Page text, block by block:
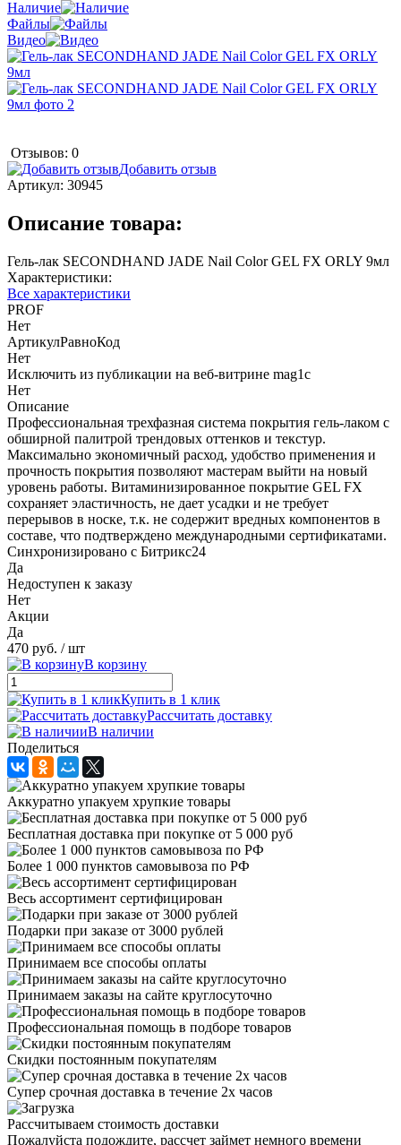
Наличие
Файлы
Видео
Отзывов: 0
Добавить отзыв
Артикул: 30945
Описание товара:
Гель-лак SECONDHAND JADE Nail Color GEL FX ORLY 9мл
Характеристики:
Все характеристики
PROF
Нет
АртикулРавноКод
Нет
Исключить из публикации на веб-витрине mag1c
Нет
Описание
Профессиональная трехфазная система покрытия гель-лаком с
обширной палитрой трендовых оттенков и текстур.
Максимально экономичный расход, удобство применения и
прочность покрытия позволяют мастерам выйти на новый
уровень работы. Витаминизированное покрытие GEL FX
сохраняет эластичность, не дает усадки и не требует
перерывов в носке, т.к. не содержит вредных компонентов в
составе, что подтверждено международными сертификатами.
Синхронизировано с Битрикс24
Да
Недоступен к заказу
Нет
Акции
Да
470 руб. / шт
В корзину
Купить в 1 клик
Рассчитать доставку
В наличии
Поделиться
Аккуратно упакуем хрупкие товары
Бесплатная доставка при покупке от 5 000 руб
Более 1 000 пунктов самовывоза по РФ
Весь ассортимент сертифицирован
Подарки при заказе от 3000 рублей
Принимаем все способы оплаты
Принимаем заказы на сайте круглосуточно
Профессиональная помощь в подборе товаров
Скидки постоянным покупателям
Супер срочная доставка в течение 2х часов
Рассчитываем стоимость доставки
Пожалуйста подождите, рассчет займет немного времени